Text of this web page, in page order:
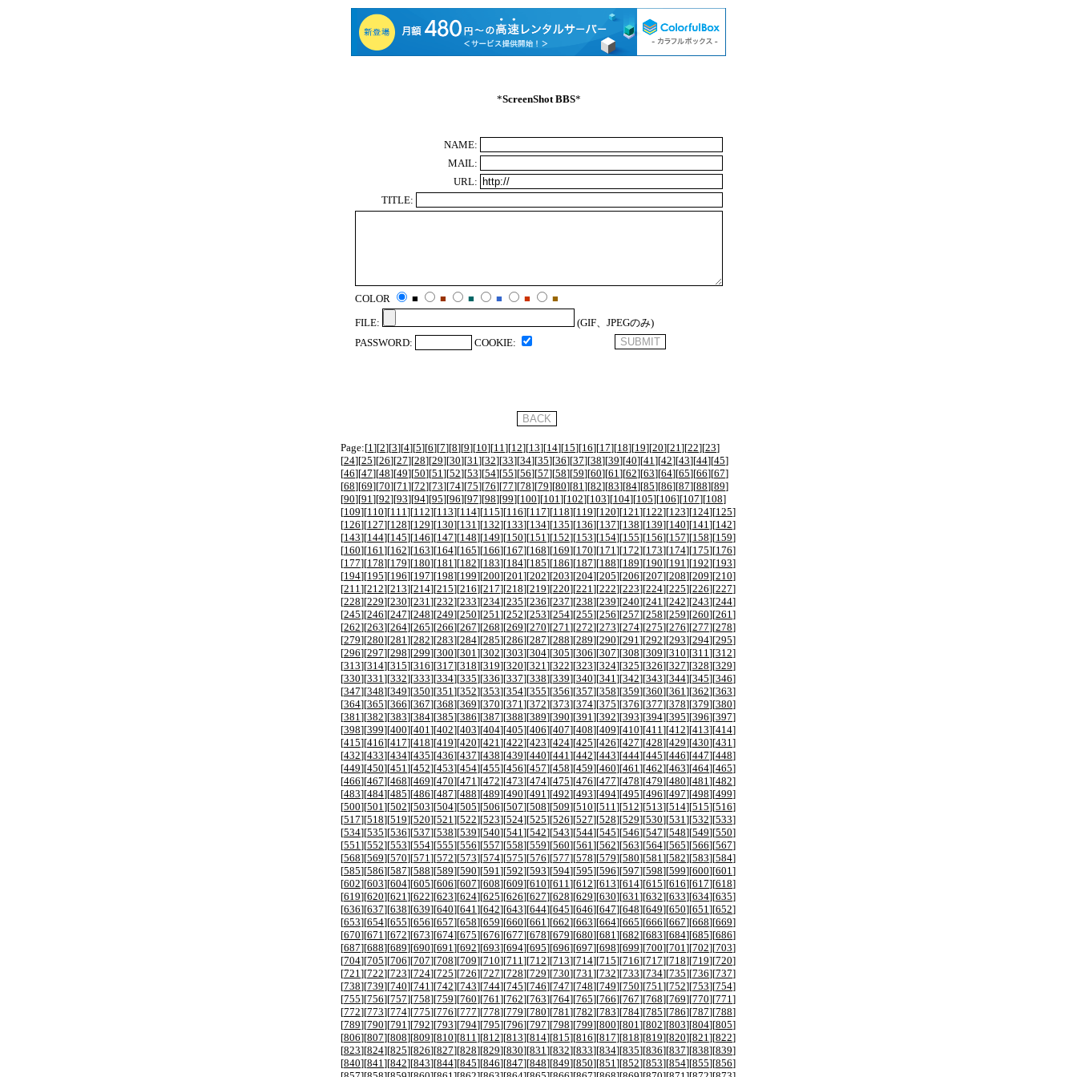
*ScreenShot BBS*
NAME:
MAIL:
URL:
TITLE:
COLOR ■ ■ ■ ■ ■
■
FILE:
(GIF、JPEGのみ)
PASSWORD:
COOKIE:
Page:[1 ][2][3][4][5][6][7][8][9][10][11 ][12][13][14][15][16][17][18][19][20][21 ][22][23]
[24][25][26][27][28][29][30][31 ][32][33][34][35][36][37][38][39][40][41 ][42][43][44][45]
[46][47][48][49][50][51 ][52][53][54][55][56][57][58][59][60][61 ][62][63][64][65][66][67]
[68][69][70][71 ][72][73][74][75][76][77][78][79][80][81 ][82][83][84][85][86][87][88][89]
[90][91 ][92][93][94][95][96][97][98][99][100][101 ][102][103][104][105][106][107][108]
[109][110][111 ][112][113][114][115][116][117][118][119][120][121 ][122][123][124][125]
[126][127][128][129][130][131 ][132][133][134][135][136][137][138][139][140][141 ][142]
[143][144][145][146][147][148][149][150][151 ][152][153][154][155][156][157][158][159]
[160][161 ][162][163][164][165][166][167][168][169][170][171 ][172][173][174][175][176]
[177][178][179][180][181 ][182][183][184][185][186][187][188][189][190][191 ][192][193]
[194][195][196][197][198][199][200][201 ][202][203][204][205][206][207][208][209][210]
[211 ][212][213][214][215][216][217][218][219][220][221 ][222][223][224][225][226][227]
[228][229][230][231 ][232][233][234][235][236][237][238][239][240][241 ][242][243][244]
[245][246][247][248][249][250][251 ][252][253][254][255][256][257][258][259][260][261 ]
[262][263][264][265][266][267][268][269][270][271 ][272][273][274][275][276][277][278]
[279][280][281 ][282][283][284][285][286][287][288][289][290][291 ][292][293][294][295]
[296][297][298][299][300][301 ][302][303][304][305][306][307][308][309][310][311 ][312]
[313][314][315][316][317][318][319][320][321 ][322][323][324][325][326][327][328][329]
[330][331 ][332][333][334][335][336][337][338][339][340][341 ][342][343][344][345][346]
[347][348][349][350][351 ][352][353][354][355][356][357][358][359][360][361 ][362][363]
[364][365][366][367][368][369][370][371 ][372][373][374][375][376][377][378][379][380]
[381 ][382][383][384][385][386][387][388][389][390][391 ][392][393][394][395][396][397]
[398][399][400][401 ][402][403][404][405][406][407][408][409][410][411 ][412][413][414]
[415][416][417][418][419][420][421 ][422][423][424][425][426][427][428][429][430][431 ]
[432][433][434][435][436][437][438][439][440][441 ][442][443][444][445][446][447][448]
[449][450][451 ][452][453][454][455][456][457][458][459][460][461 ][462][463][464][465]
[466][467][468][469][470][471 ][472][473][474][475][476][477][478][479][480][481 ][482]
[483][484][485][486][487][488][489][490][491 ][492][493][494][495][496][497][498][499]
[500][501 ][502][503][504][505][506][507][508][509][510][511 ][512][513][514][515][516]
[517][518][519][520][521 ][522][523][524][525][526][527][528][529][530][531 ][532][533]
[534][535][536][537][538][539][540][541 ][542][543][544][545][546][547][548][549][550]
[551 ][552][553][554][555][556][557][558][559][560][561 ][562][563][564][565][566][567]
[568][569][570][571 ][572][573][574][575][576][577][578][579][580][581 ][582][583][584]
[585][586][587][588][589][590][591 ][592][593][594][595][596][597][598][599][600][601 ]
[602][603][604][605][606][607][608][609][610][611 ][612][613][614][615][616][617][618]
[619][620][621 ][622][623][624][625][626][627][628][629][630][631 ][632][633][634][635]
[636][637][638][639][640][641 ][642][643][644][645][646][647][648][649][650][651 ][652]
[653][654][655][656][657][658][659][660][661 ][662][663][664][665][666][667][668][669]
[670][671 ][672][673][674][675][676][677][678][679][680][681 ][682][683][684][685][686]
[687][688][689][690][691 ][692][693][694][695][696][697][698][699][700][701 ][702][703]
[704][705][706][707][708][709][710][711 ][712][713][714][715][716][717][718][719][720]
[721 ][722][723][724][725][726][727][728][729][730][731 ][732][733][734][735][736][737]
[738][739][740][741 ][742][743][744][745][746][747][748][749][750][751 ][752][753][754]
[755][756][757][758][759][760][761 ][762][763][764][765][766][767][768][769][770][771 ]
[772][773][774][775][776][777][778][779][780][781 ][782][783][784][785][786][787][788]
[789][790][791 ][792][793][794][795][796][797][798][799][800][801 ][802][803][804][805]
[806][807][808][809][810][811 ][812][813][814][815][816][817][818][819][820][821 ][822]
[823][824][825][826][827][828][829][830][831 ][832][833][834][835][836][837][838][839]
[840][841 ][842][843][844][845][846][847][848][849][850][851 ][852][853][854][855][856]